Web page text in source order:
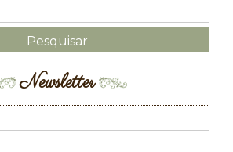
Newsletter